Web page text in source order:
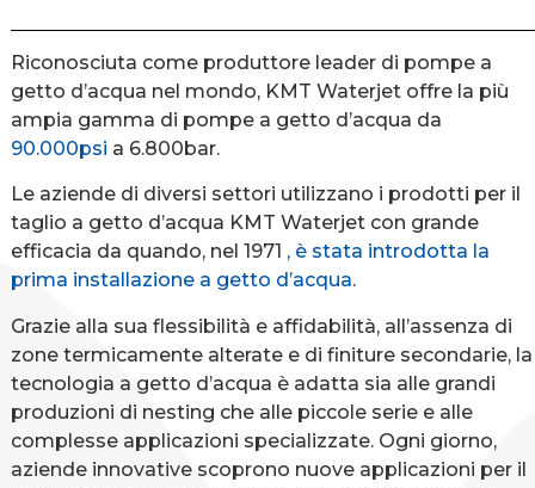
Riconosciuta come produttore leader di pompe a
getto d’acqua nel mondo, KMT Waterjet offre la più
ampia gamma di pompe a getto d’acqua da
90.000psi a 6.800bar.
Le aziende di diversi settori utilizzano i prodotti per il
taglio a getto d’acqua KMT Waterjet con grande
efficacia da quando, nel 1971 , è stata introdotta la
prima installazione a getto d’acqua.
Grazie alla sua flessibilità e affidabilità, all’assenza di
zone termicamente alterate e di finiture secondarie, la
tecnologia a getto d’acqua è adatta sia alle grandi
produzioni di nesting che alle piccole serie e alle
complesse applicazioni specializzate. Ogni giorno,
aziende innovative scoprono nuove applicazioni per il